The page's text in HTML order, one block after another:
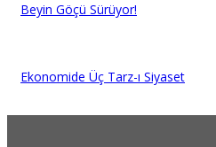
Beyin Göçü Sürüyor!
Ekonomide Üç Tarz-ı Siyaset